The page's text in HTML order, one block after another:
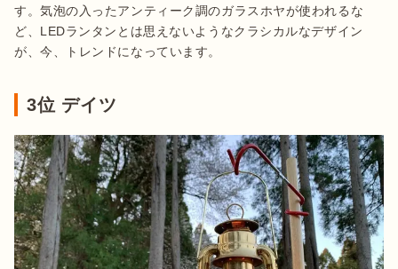
す。気泡の入ったアンティーク調のガラスホヤが使われるな
ど、LEDランタンとは思えないようなクラシカルなデザイン
が、今、トレンドになっています。
3位 デイツ